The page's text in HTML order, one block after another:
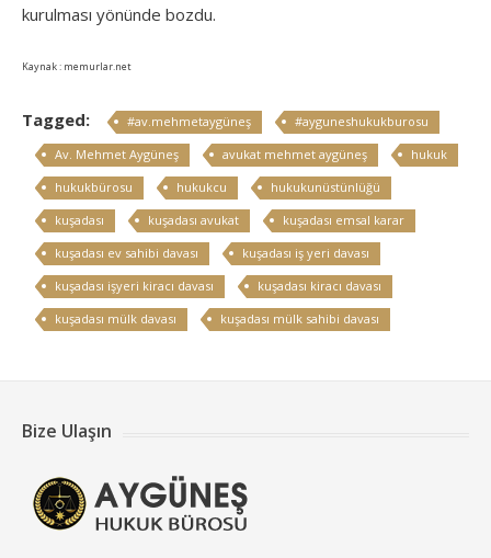
kurulması yönünde bozdu.
Kaynak : memurlar.net
Tagged: #av.mehmetaygüneş
#ayguneshukukburosu
Av. Mehmet Aygüneş
avukat mehmet aygüneş
hukuk
hukukbürosu
hukukcu
hukukunüstünlüğü
kuşadası
kuşadası avukat
kuşadası emsal karar
kuşadası ev sahibi davası
kuşadası iş yeri davası
kuşadası işyeri kiracı davası
kuşadası kiracı davası
kuşadası mülk davası
kuşadası mülk sahibi davası
Bize Ulaşın